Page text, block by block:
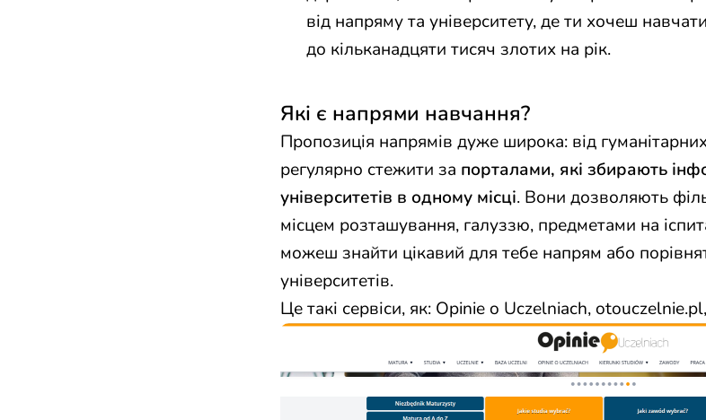
від напряму та університету, де ти хочеш
до кільканадцяти тисяч злотих на рік.
Які є напрями навчання?
Пропозиція напрямів дуже широка: від
регулярно стежити за порталами, які збирають
університетів в одному місці. Вони дозволяють
місцем розташування, галуззю, предметами на
можеш знайти цікавий для тебе напрям або
університетів.
Це такі сервіси, як: Opinie o Uczelniach,otouczelnie.pl,